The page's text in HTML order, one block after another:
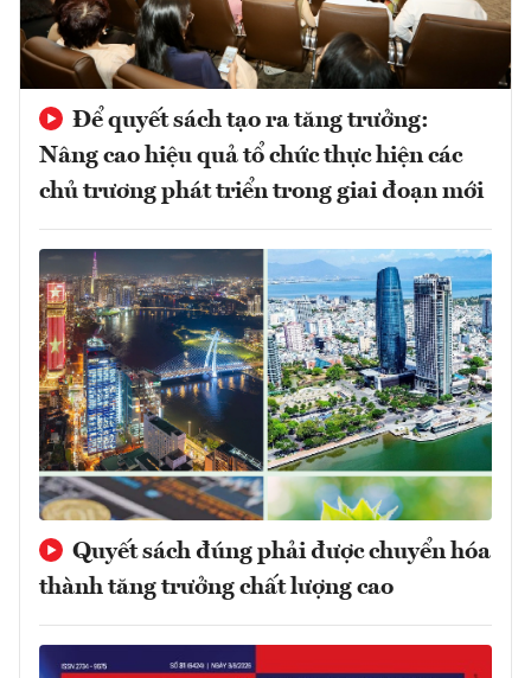
Để quyết sách tạo ra tăng trưởng:
Nâng cao hiệu quả tổ chức thực hiện các
chủ trương phát triển trong giai đoạn mới
Quyết sách đúng phải được chuyển hóa
thành tăng trưởng chất lượng cao